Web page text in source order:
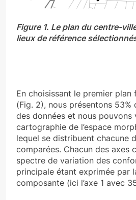
Figure 1. Le plan du centre-
lieux de référence
En choisissant le premier plan
(Fig. 2), nous présentons
des données et nous pouvons
cartographie de l’espace
lequel se distribuent chacune
comparées. Chacun des axes
spectre de variation des
principale étant exprimée par
composante (ici l’axe 1 avec